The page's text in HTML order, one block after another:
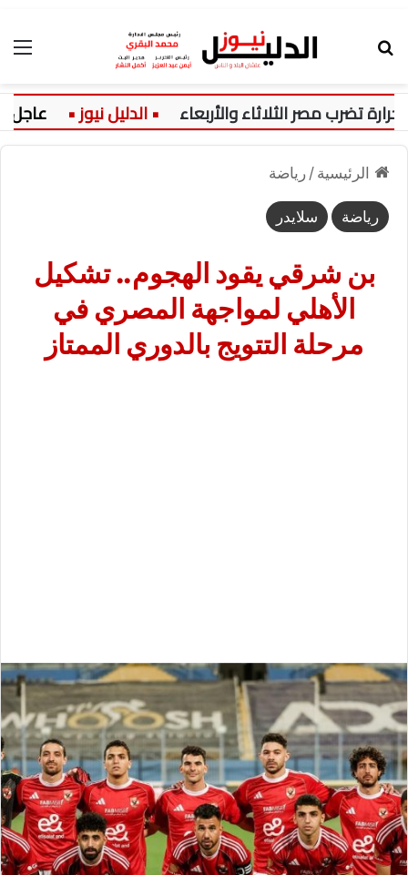
مصر الثلاثاء والأربعاء عاجل:
الرئيسية / رياضة
رياضة سلايدر
بن شرقي يقود الهجوم.. تشكيل
الأهلي لمواجهة المصري في
مرحلة التتويج بالدوري الممتاز